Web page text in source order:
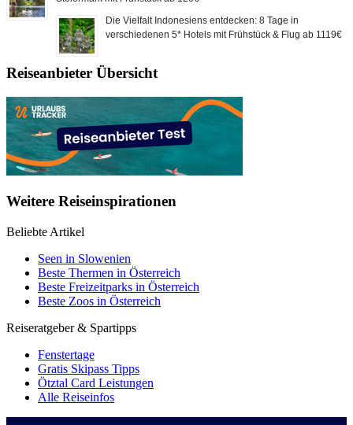
Die Vielfalt Indonesiens entdecken: 8 Tage in
verschiedenen 5* Hotels mit Frühstück & Flug ab 1119€
Reiseanbieter Übersicht
Weitere Reiseinspirationen
Beliebte Artikel
Seen in Slowenien
Beste Thermen in Österreich
Beste Freizeitparks in Österreich
Beste Zoos in Österreich
Reiseratgeber & Spartipps
Fenstertage
Gratis Skipass Tipps
Ötztal Card Leistungen
Alle Reiseinfos